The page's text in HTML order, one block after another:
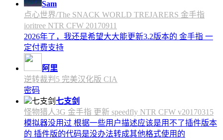
Sam
点心世界/The SNACK WORLD TREJARERS 金手指
ioritree NTR CFW 20170911
2026年了，我还是希望大大能更新3.2版本的 金手指 一
定付费支持
阿里
逆转裁判5 完美汉化版 CIA
密码
七支剑
怪物猎人3G 金手指 更新 speedfly NTR CFW v20170315
模拟器没用过 根据一些用户描述应该是用不了插件版本
的 插件版的代码是没办法转成其他格式使用的